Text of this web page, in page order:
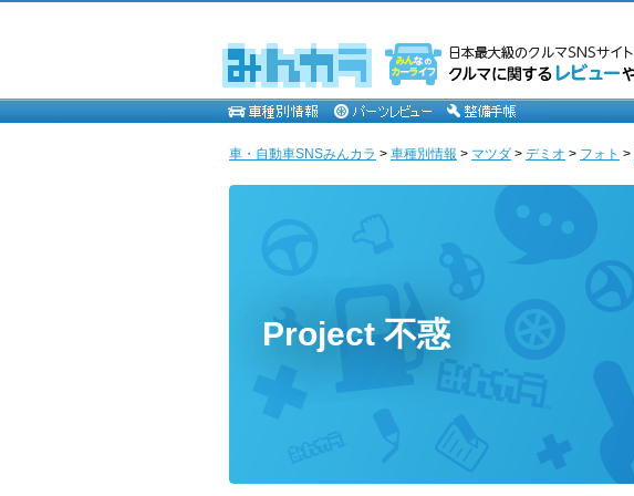
車・自動車SNSみんカラ > 車種別情報 > マツダ > デミオ > フォト >
Project 不惑